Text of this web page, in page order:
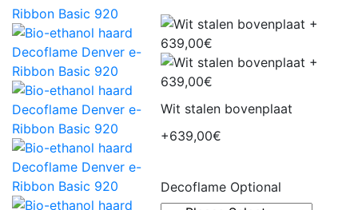
Wit stalen bovenplaat
+639,00€
Decoflame Optional